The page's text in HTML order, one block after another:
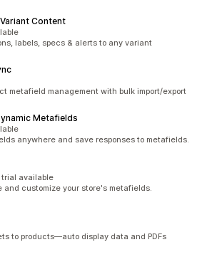
Content
labels, specs & alerts to any variant
metafield management with bulk import/export
Metafields
anywhere and save responses to metafields.
4
trial available
and customize your store's metafields.
to products—auto display data and PDFs